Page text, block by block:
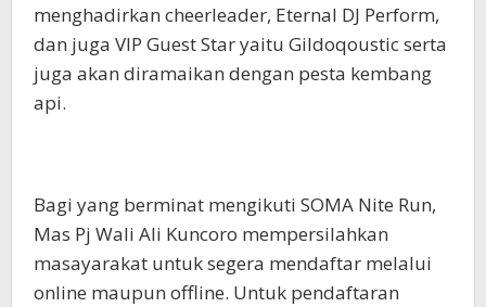
menghadirkan cheerleader, Eternal DJ Perform,
dan juga VIP Guest Star yaitu Gildoqoustic serta
juga akan diramaikan dengan pesta kembang
api.
Bagi yang berminat mengikuti SOMA Nite Run,
Mas Pj Wali Ali Kuncoro mempersilahkan
masayarakat untuk segera mendaftar melalui
online maupun offline. Untuk pendaftaran